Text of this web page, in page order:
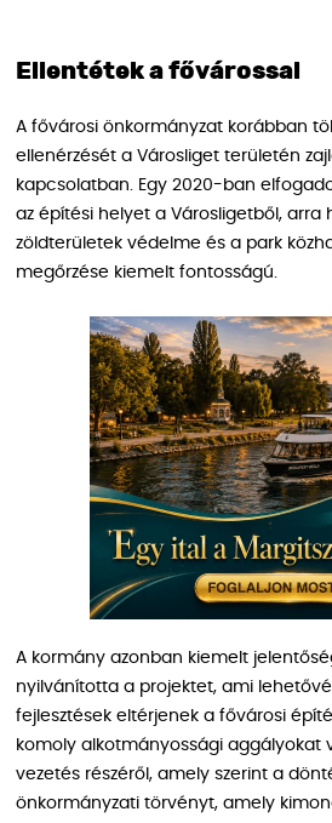
Ellentétek a fővárossal
A fővárosi önkormányzat korábban
ellenérzését a Városliget területén
kapcsolatban. Egy 2020-ban
az építési helyet a Városligetből, arra
zöldterületek védelme és a park
megőrzése kiemelt fontosságú.
A kormány azonban kiemelt
nyilvánította a projektet, ami
fejlesztések eltérjenek a fővárosi
komoly alkotmányossági aggályokat
vezetés részéről, amely szerint a
önkormányzati törvényt, amely